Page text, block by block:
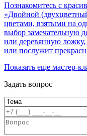
Познакомитесь с
«Двойной
цветами, взятыми на
выбор замечательную
или деревянную ложку,
или послужит
Показать еще мастер-
Задать вопрос